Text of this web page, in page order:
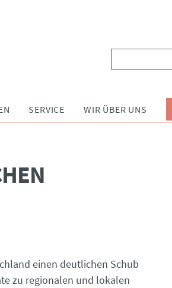
SERVICE WIR ÜBER UNS
einen deutlichen Schub
zu regionalen und lokalen